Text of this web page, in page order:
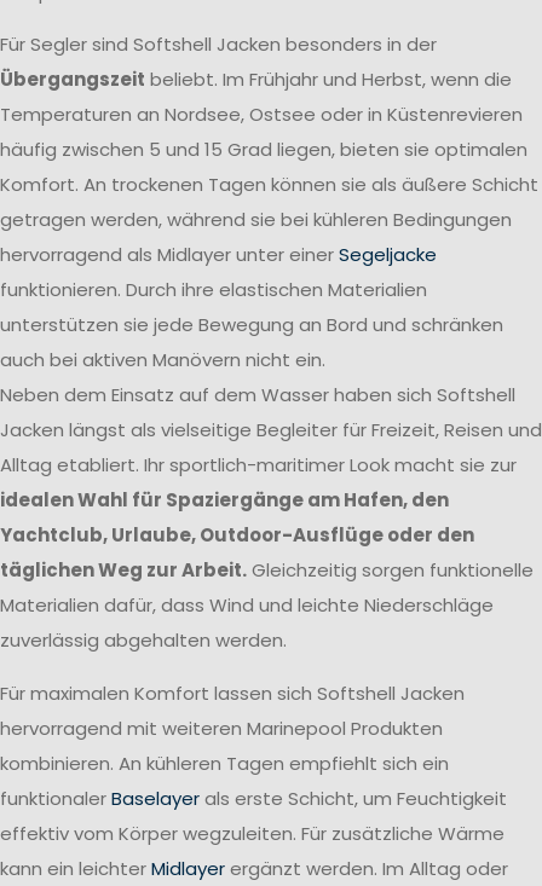
Für Segler sind Softshell Jacken besonders in der
Übergangszeit beliebt. Im Frühjahr und Herbst, wenn die
Temperaturen an Nordsee, Ostsee oder in Küstenrevieren
häufig zwischen 5 und 15 Grad liegen, bieten sie optimalen
Komfort. An trockenen Tagen können sie als äußere Schicht
getragen werden, während sie bei kühleren Bedingungen
hervorragend als Midlayer unter einerSegeljacke
funktionieren. Durch ihre elastischen Materialien
unterstützen sie jede Bewegung an Bord und schränken
auch bei aktiven Manövern nicht ein.
Neben dem Einsatz auf dem Wasser haben sich Softshell
Jacken längst als vielseitige Begleiter für Freizeit, Reisen und
Alltag etabliert. Ihr sportlich-maritimer Look macht sie zur
idealen Wahl für Spaziergänge am Hafen, den
Yachtclub, Urlaube, Outdoor-Ausflüge oder den
täglichen Weg zur Arbeit.Gleichzeitig sorgen funktionelle
Materialien dafür, dass Wind und leichte Niederschläge
zuverlässig abgehalten werden.
Für maximalen Komfort lassen sich Softshell Jacken
hervorragend mit weiteren Marinepool Produkten
kombinieren. An kühleren Tagen empfiehlt sich ein
funktionalerBaselayerals erste Schicht, um Feuchtigkeit
effektiv vom Körper wegzuleiten. Für zusätzliche Wärme
kann ein leichterMidlayerergänzt werden. Im Alltag oder